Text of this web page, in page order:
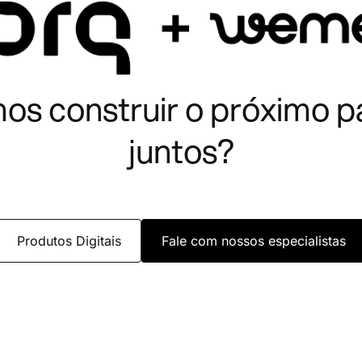
construir o próximo
juntos?
Produtos Digitais Fale com nossos especialistas